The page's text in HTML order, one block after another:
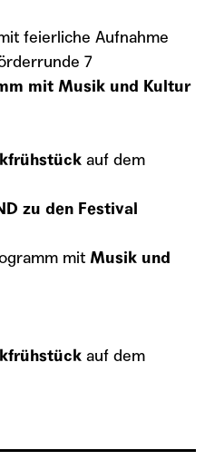
feierliche Aufnahme
7
mit Musik und Kultur
auf dem
zu den Festival
mit Musik und
auf dem